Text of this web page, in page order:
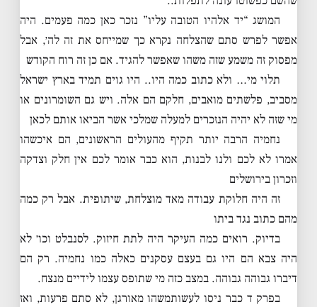
המושג “יד אלהיו הטובה עליו” נזכר כאן כמה פעמים. היה
אפשר לפרש סתם שהצלחה נקרא כך שמייחס את זה לה׳, אבל
מפסוק זה משמע שזה משהו שאפשר להגיד. אם כן זה רוח הקודש
תלוי מי… ולא כתוב כמה היו.. היו גוים תמיד בארץ ישראל
מסביב, פלשתים מואבים, חלקם הם אלה. ויש גם השומרונים או
מי שזה לא יהיה הנזכרים למעלה שמלכי אשר הביאו אותם לכאן
נחמיה הרבה יותר תקיף מהעולים הראשונים, הם איכשהו
אמרו לא לכם ולנו לבנות, הוא כבר אומר לכם אין חלק וצדקה
וזכרון בירושלים
זה היה חלוקת עבודה מאד מוצלחת, שיתופית. אבל רק כמה
מהם כתוב נגד ביתו
בדיוק. רואים כמה העיקר היה לתת חיזוק. לסנבלט וכו׳ לא
היה צבא הם היו גם בעצם עסקנים כאלה כמו נחמיה. רק הם
דיברו גבוהה גבוהה. במצב כזה מי שתופס עצמו לידיים מנצח.
בפרק ד כבר ניסו לעשותמשהו מאורגן, לא סתם פרעות, ואז